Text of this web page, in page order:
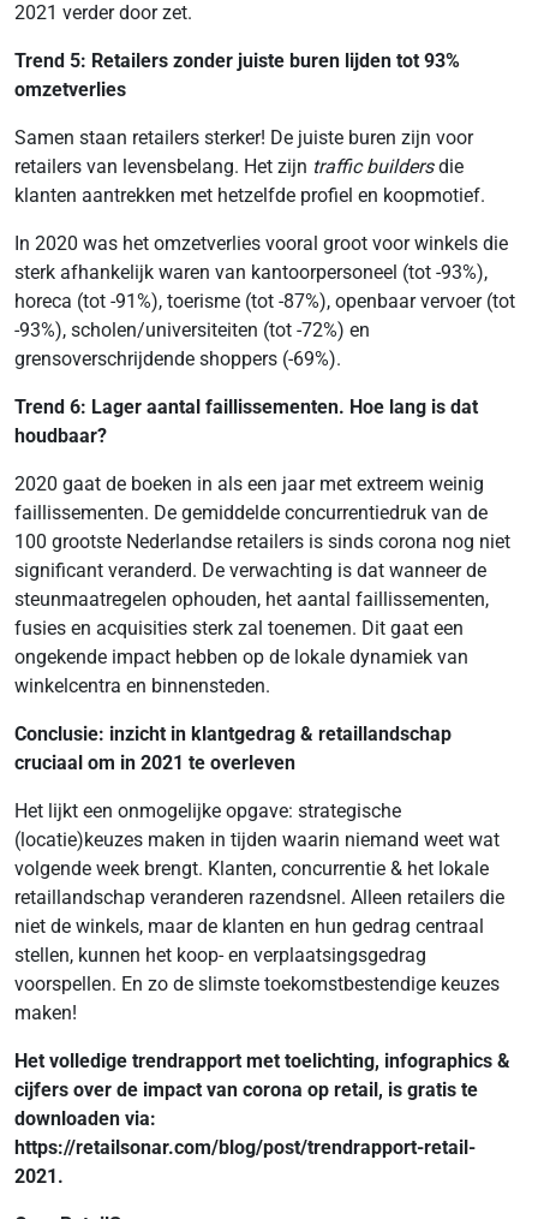
2021 verder door zet.
Trend 5: Retailers zonder juiste buren lijden tot 93%
omzetverlies
Samen staan retailers sterker! De juiste buren zijn voor
retailers van levensbelang. Het zijn traffic buildersdie
klanten aantrekken met hetzelfde profiel en koopmotief.
In 2020 was het omzetverlies vooral groot voor winkels die
sterk afhankelijk waren van kantoorpersoneel (tot -93%),
horeca (tot -91%), toerisme (tot -87%), openbaar vervoer (tot
-93%), scholen/universiteiten (tot -72%) en
grensoverschrijdende shoppers (-69%).
Trend 6: Lager aantal faillissementen. Hoe lang is dat
houdbaar?
2020 gaat de boeken in als een jaar met extreem weinig
faillissementen. De gemiddelde concurrentiedruk van de
100 grootste Nederlandse retailers is sinds corona nog niet
significant veranderd. De verwachting is dat wanneer de
steunmaatregelen ophouden, het aantal faillissementen,
fusies en acquisities sterk zal toenemen. Dit gaat een
ongekende impact hebben op de lokale dynamiek van
winkelcentra en binnensteden.
Conclusie: inzicht in klantgedrag & retaillandschap
cruciaal om in 2021 te overleven
Het lijkt een onmogelijke opgave: strategische
(locatie)keuzes maken in tijden waarin niemand weet wat
volgende week brengt. Klanten, concurrentie & het lokale
retaillandschap veranderen razendsnel. Alleen retailers die
niet de winkels, maar de klanten en hun gedrag centraal
stellen, kunnen het koop- en verplaatsingsgedrag
voorspellen. En zo de slimste toekomstbestendige keuzes
maken!
Het volledige trendrapport met toelichting, infographics &
cijfers over de impact van corona op retail, is gratis te
downloaden via:
https://retailsonar.com/blog/post/trendrapport-retail-
2021.